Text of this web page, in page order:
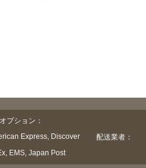
プション：
配送業者：